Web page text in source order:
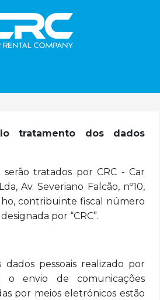
Company
tratamento dos dados
serão tratados por CRC - Car
Av. Severiano Falcão, nº10,
contribuinte fiscal número
por “CRC”.
pessoais realizado por
o envio de comunicações
por meios eletrónicos estão